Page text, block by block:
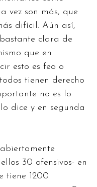
vez son más, que
difícil. Aún así,
clara de
que en
esto es feo o
tienen derecho
no es lo
dice y en segunda
30 ofensivos- en
tiene 1200